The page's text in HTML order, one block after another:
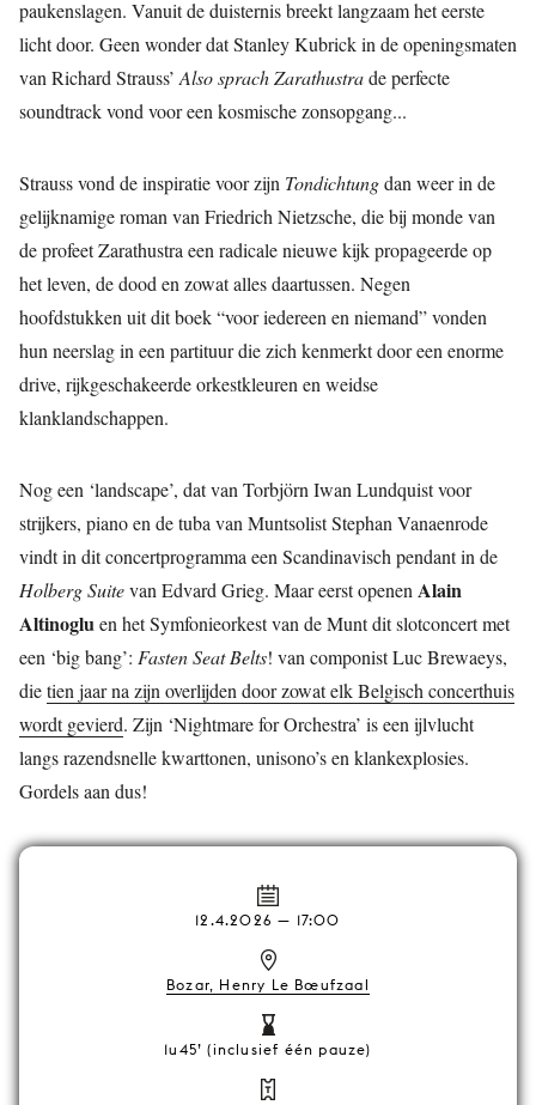
paukenslagen. Vanuit de duisternis breekt langzaam het eerste
licht door. Geen wonder dat Stanley Kubrick in de openingsmaten
van Richard Strauss’ Also sprach Zarathustrade perfecte
soundtrack vond voor een kosmische zonsopgang...
Strauss vond de inspiratie voor zijn Tondichtungdan weer in de
gelijknamige roman van Friedrich Nietzsche, die bij monde van
de profeet Zarathustra een radicale nieuwe kijk propageerde op
het leven, de dood en zowat alles daartussen. Negen
hoofdstukken uit dit boek “voor iedereen en niemand” vonden
hun neerslag in een partituur die zich kenmerkt door een enorme
drive, rijkgeschakeerde orkestkleuren en weidse
klanklandschappen.
Nog een ‘landscape’, dat van Torbjörn Iwan Lundquist voor
strijkers, piano en de tuba van Muntsolist Stephan Vanaenrode
vindt in dit concertprogramma een Scandinavisch pendant in de
Holberg Suitevan Edvard Grieg. Maar eerst openen Alain
Altinogluen het Symfonieorkest van de Munt dit slotconcert met
een ‘big bang’: Fasten Seat Belts! van componist Luc Brewaeys,
dietien jaar na zijn overlijden door zowat elk Belgisch concerthuis
wordt gevierd. Zijn ‘Nightmare for Orchestra’ is een ijlvlucht
langs razendsnelle kwarttonen, unisono’s en klankexplosies.
Gordels aan dus!
12.4.2026 — 17:00
Bozar, Henry Le Bœufzaal
1u45’ (inclusief één pauze)